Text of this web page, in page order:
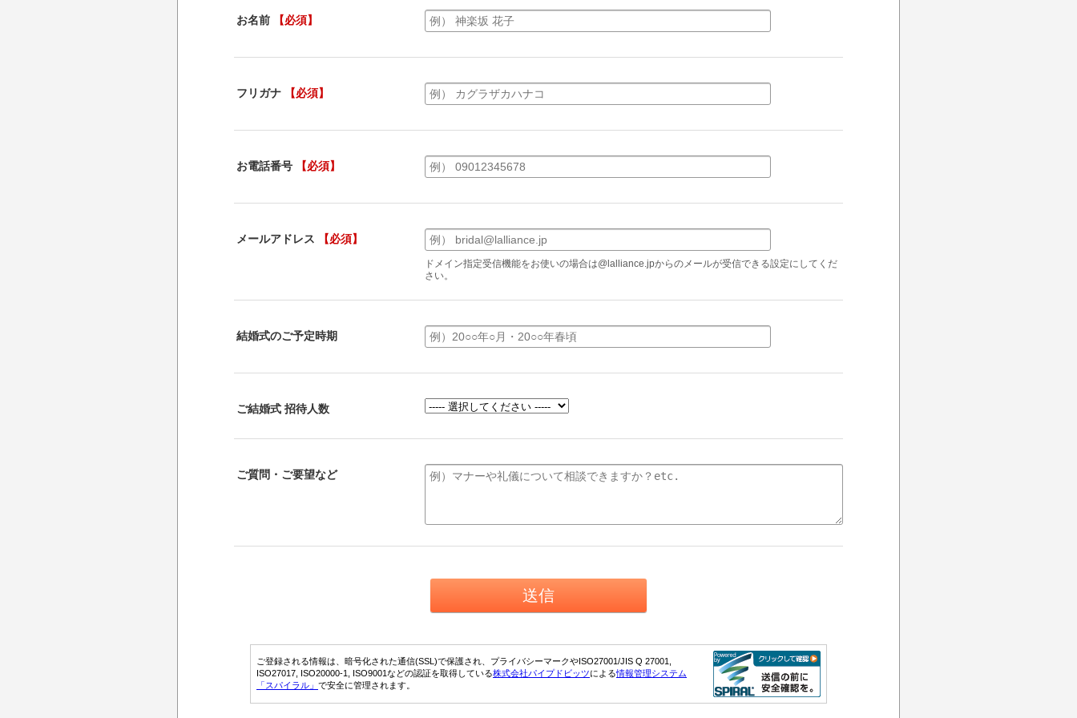
お名前 【必須】
フリガナ 【必須】
お電話番号 【必須】
メールアドレス 【必須】
ドメイン指定受信機能をお使いの場合は@lalliance.jpからのメールが受信できる設定にしてくだ
さい。
結婚式のご予定時期
ご結婚式 招待人数
ご質問・ご要望など
ご登録される情報は、暗号化された通信(SSL)で保護され、プライバシーマークやISO27001/JIS Q 27001,
ISO27017, ISO20000-1, ISO9001などの認証を取得している株式会社パイプドビッツによる情報管理システム
「スパイラル」 で安全に管理されます。